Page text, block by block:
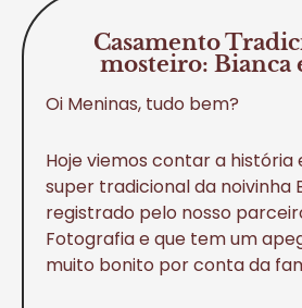
Casamento
mosteiro: Bianca
Oi Meninas, tudo bem?
Hoje viemos contar a história
super tradicional da noivinha
registrado pelo nosso
Fotografia e que tem um
muito bonito por conta da